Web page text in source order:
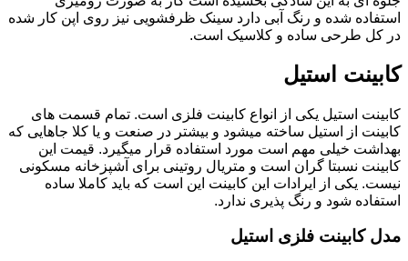
استفاده شده و رنگ آبی دارد سینک ظرفشویی نیز روی اپن کار شده
در کل طرحی ساده و کلاسیک است.
کابینت استیل
کابینت استیل یکی از انواع کابینت فلزی است. تمام قسمت های
کابینت از استیل ساخته میشود و بیشتر در صنعت و یا کلا جاهایی که
بهداشت خیلی مهم است مورد استفاده قرار میگیرد. قیمت این
کابینت نسبتا گران است و متریال روتینی برای آشپزخانه مسکونی
نیست. یکی از ایرادات این کابینت این است که باید کاملا ساده
استفاده شود و رنگ پذیری ندارد.
مدل کابینت فلزی استیل